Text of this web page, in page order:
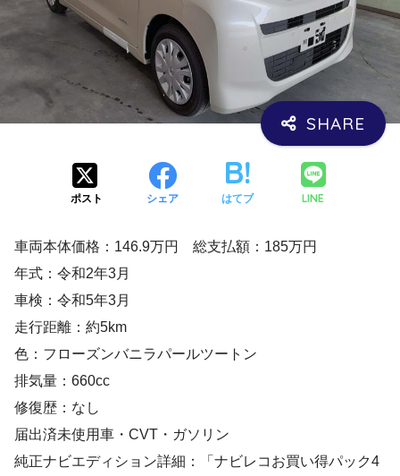
ポスト シェア はてブ LINE
車両本体価格：146.9万円 総支払額：185万円
年式：令和2年3月
車検：令和5年3月
走行距離：約5km
色：フローズンバニラパールツートン
排気量：660cc
修復歴：なし
届出済未使用車・CVT・ガソリン
純正ナビエディション詳細：「ナビレコお買い得パック4